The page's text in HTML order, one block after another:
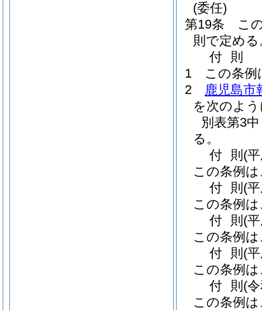
(委任)
第19条
こ
則で定める
付 則
1
この条例
2
鹿児島市
を次のよ
別表第3
る。
付 則 (
この条例
付 則 (
この条例
付 則 (
この条例
付 則 (
この条例
付 則 (
この条例